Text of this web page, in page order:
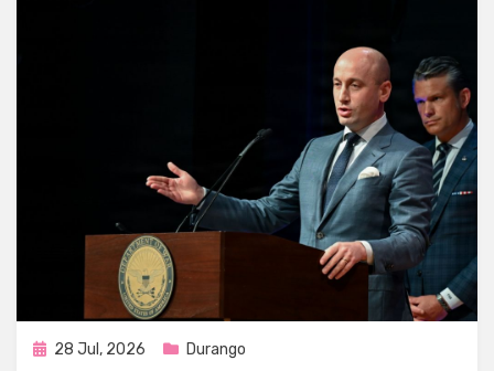
Publicada
28 Jul, 2026 Durango